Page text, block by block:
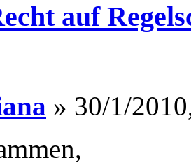
auf
» 30/1/